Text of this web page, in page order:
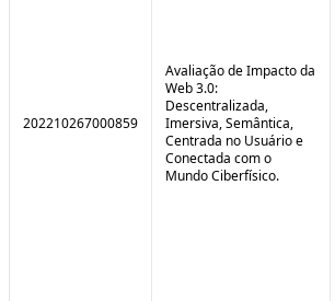
202210267000859
Avaliação de Impacto da
Web 3.0:
Descentralizada,
Imersiva, Semântica,
Centrada no Usuário e
Conectada com o
Mundo Ciberfísico.